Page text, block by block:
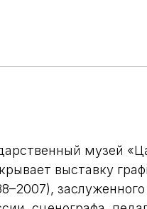
музей
выставку